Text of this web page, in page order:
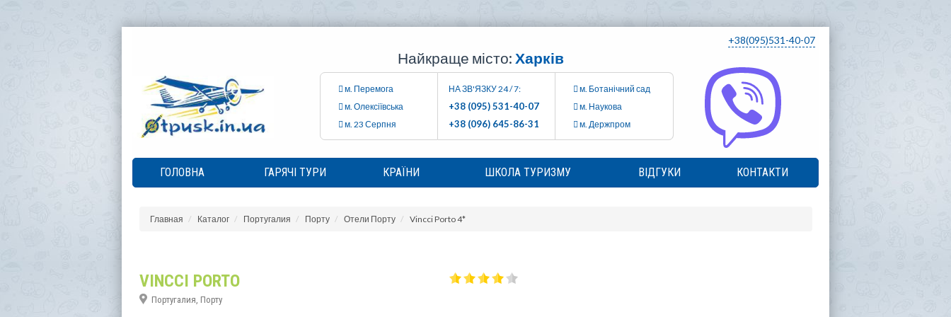
+38(095)531-40-07
Найкраще місто: Харків
м. Перемога
м. Олексіївська
м. 23 Серпня
НА ЗВ'ЯЗКУ 24 / 7:
+38 (095) 531-40-07
+38 (096) 645-86-31
м. Ботанічний сад
м. Наукова
м. Держпром
ГОЛОВНА ГАРЯЧІ ТУРИ КРАЇНИ ШКОЛА ТУРИЗМУ ВІДГУКИ КОНТАКТИ
Главная Каталог Португалия Порту Отели Порту Vincci Porto 4*
VINCCI PORTO
Португалия, Порту